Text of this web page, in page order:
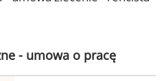
- umowa o pracę